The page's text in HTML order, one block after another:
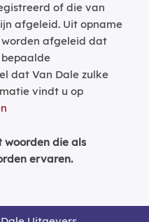
of die van
afgeleid. Uit opname
afgeleid dat
dat Van Dale zulke
vindt u op
woorden die als
ervaren.